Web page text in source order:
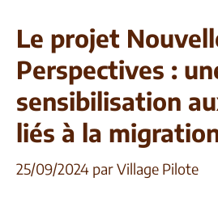
Le projet
Perspectives :
sensibilisation
liés à la
25/09/2024 parVillage Pilote